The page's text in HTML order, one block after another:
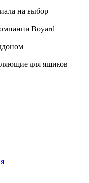
на выбор
Boyard
для ящиков